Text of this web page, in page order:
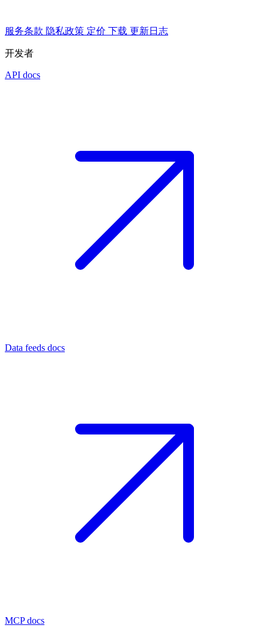
服务条款 隐私政策 定价 下载 更新日志
开发者
API docs
Data feeds docs
MCP docs